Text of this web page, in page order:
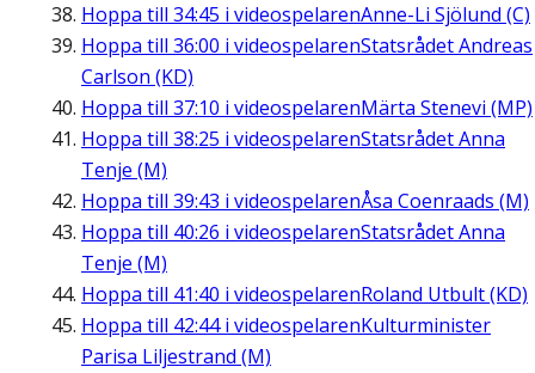
Hoppa till 34:45 i videospelarenAnne-Li Sjölund (C)
Hoppa till 36:00 i videospelarenStatsrådet Andreas
Carlson (KD)
Hoppa till 37:10 i videospelarenMärta Stenevi (MP)
Hoppa till 38:25 i videospelarenStatsrådet Anna
Tenje (M)
Hoppa till 39:43 i videospelarenÅsa Coenraads (M)
Hoppa till 40:26 i videospelarenStatsrådet Anna
Tenje (M)
Hoppa till 41:40 i videospelarenRoland Utbult (KD)
Hoppa till 42:44i videospelarenKulturminister
Parisa Liljestrand (M)